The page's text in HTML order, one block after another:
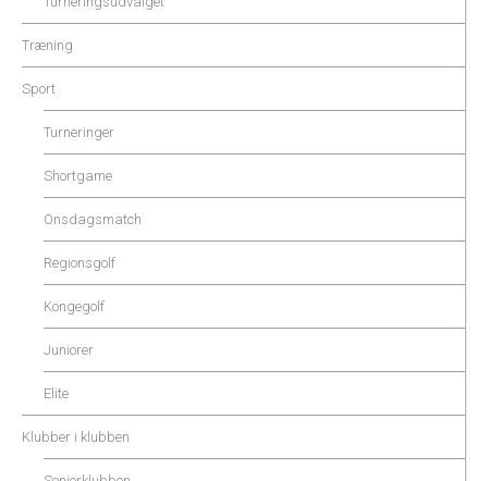
Træning
Sport
Turneringer
Shortgame
Onsdagsmatch
Regionsgolf
Kongegolf
Juniorer
Elite
Klubber i klubben